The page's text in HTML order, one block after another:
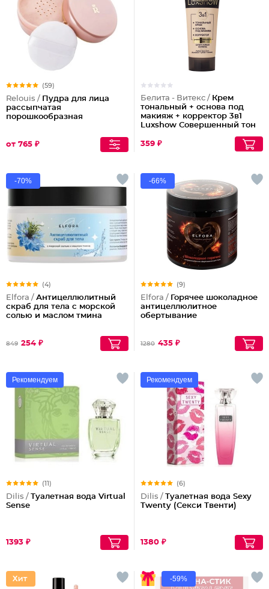
(59)
Relouis / Пудра для лица
рассыпчатая
порошкообразная
от 765 ₽
Белита - Витекс / Крем
тональный + основа под
макияж + корректор 3в1
Luxshow Совершенный тон
359 ₽
-70%
(4)
Elfora / Антицеллюлитный
скраб для тела с морской
солью и маслом тмина
849 254 ₽
-66%
(9)
Elfora / Горячее шоколадное
антицеллюлитное
обертывание
1280 435 ₽
Рекомендуем
(11)
Dilis / Туалетная вода Virtual
Sense
1393 ₽
Рекомендуем
(6)
Dilis / Туалетная вода Sexy
Twenty (Секси Твенти)
1380 ₽
-59%